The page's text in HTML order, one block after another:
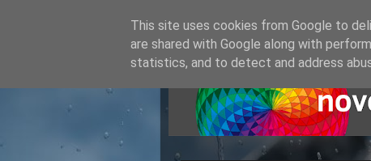
This site uses cookies from Google to
are shared with Google along with
statistics, and to detect and address